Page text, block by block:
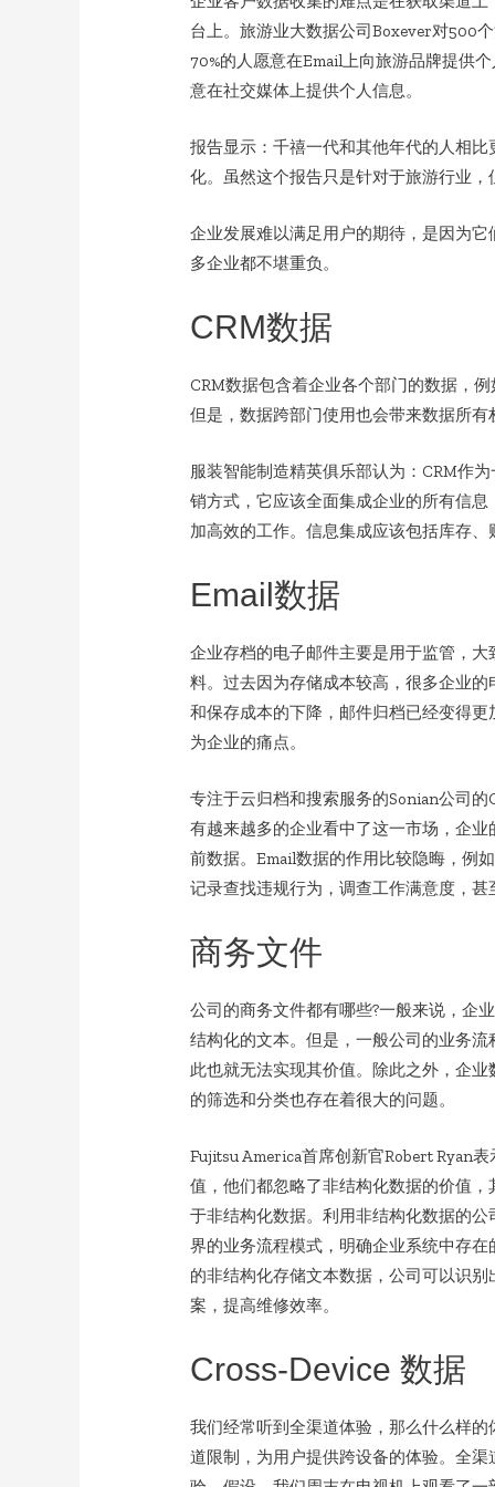
台上。旅游业大数据公司Boxever对500
70%的人愿意在Email上向旅游品牌提供
意在社交媒体上提供个人信息。
报告显示：千禧一代和其他年代的人相
化。虽然这个报告只是针对于旅游行业
企业发展难以满足用户的期待，是因为
多企业都不堪重负。
CRM数据
CRM数据包含着企业各个部门的数据，
但是，数据跨部门使用也会带来数据所有
服装智能制造精英俱乐部认为：CRM作
销方式，它应该全面集成企业的所有信
加高效的工作。信息集成应该包括库存
Email数据
企业存档的电子邮件主要是用于监管，
料。过去因为存储成本较高，很多企业
和保存成本的下降，邮件归档已经变得
为企业的痛点。
专注于云归档和搜索服务的Sonian公司
有越来越多的企业看中了这一市场，企
前数据。Email数据的作用比较隐晦，例
记录查找违规行为，调查工作满意度，
商务文件
公司的商务文件都有哪些?一般来说，企
结构化的文本。但是，一般公司的业务
此也就无法实现其价值。除此之外，企
的筛选和分类也存在着很大的问题。
Fujitsu America首席创新官Robert Ryan
值，他们都忽略了非结构化数据的价值
于非结构化数据。利用非结构化数据的
界的业务流程模式，明确企业系统中存
的非结构化存储文本数据，公司可以识
案，提高维修效率。
Cross-Device 数据
我们经常听到全渠道体验，那么什么样
道限制，为用户提供跨设备的体验。全